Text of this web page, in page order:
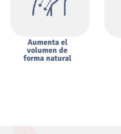
Aumenta el
volumen de
forma natural